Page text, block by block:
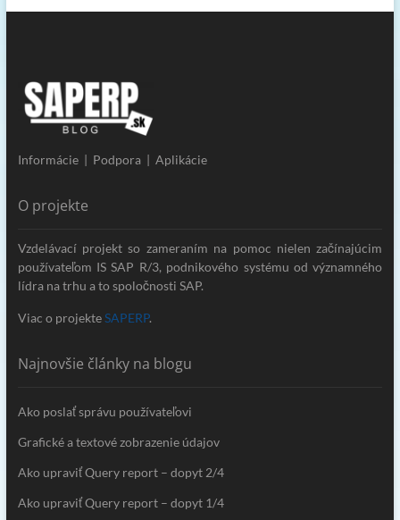
Informácie | Podpora | Aplikácie
O projekte
Vzdelávací projekt so zameraním na pomoc nielen začínajúcim
používateľom IS SAP R/3, podnikového systému od významného
lídra na trhu a to spoločnosti SAP.
Viac o projekteSAPERP.
Najnovšie články na blogu
Ako poslať správu používateľovi
Grafické a textové zobrazenie údajov
Ako upraviť Query report – dopyt 2/4
Ako upraviť Query report – dopyt 1/4